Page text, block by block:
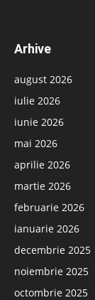
Arhive
august 2026
iulie 2026
iunie 2026
mai 2026
aprilie 2026
martie 2026
februarie 2026
ianuarie 2026
decembrie 2025
noiembrie 2025
octombrie 2025